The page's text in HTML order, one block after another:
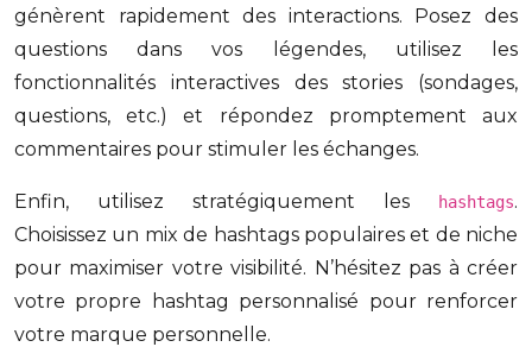
génèrent rapidement des interactions. Posez des
questions dans vos légendes, utilisez les
fonctionnalités interactives des stories (sondages,
questions, etc.) et répondez promptement aux
commentaires pour stimuler les échanges.
Enfin, utilisez stratégiquement les hashtags.
Choisissez un mix de hashtags populaires et de niche
pour maximiser votre visibilité. N’hésitez pas à créer
votre propre hashtag personnalisé pour renforcer
votre marque personnelle.